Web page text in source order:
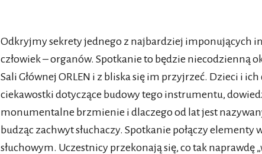
Odkryjmy sekrety jednego z najbardziej imponujących
człowiek – organów. Spotkanie to będzie niecodzienną
Sali Głównej ORLEN i z bliska się im przyjrzeć. Dzieci i
ciekawostki dotyczące budowy tego instrumentu,
monumentalne brzmienie i dlaczego od lat jest
budząc zachwyt słuchaczy. Spotkanie połączy elementy
słuchowym. Uczestnicy przekonają się, co tak naprawdę